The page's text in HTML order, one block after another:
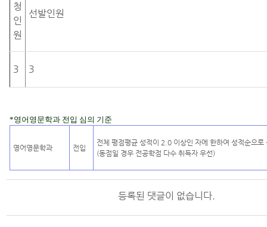
청
인
원
선발인원
3 3
*영어영문학과 전입 심의 기준
영어영문학과 전입
전체 평점평균 성적이 2.0 이상인 자에 한하여 성적순으로
(동점일 경우 전공학점 다수 취득자 우선)
등록된 댓글이 없습니다.